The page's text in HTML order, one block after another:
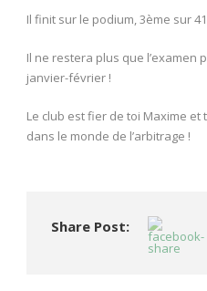
Il finit sur le podium, 3ème sur
Il ne restera plus que l’examen
janvier-février !
Le club est fier de toi Maxime
dans le monde de l’arbitrage !
Share Post: